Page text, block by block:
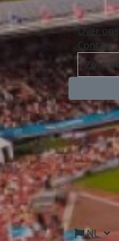
Over ons
Contact
NL